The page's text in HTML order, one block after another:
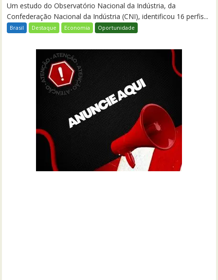
Um estudo do Observatório Nacional da Indústria, da
Confederação Nacional da Indústria (CNI), identificou 16 perfis...
Brasil Destaque Economia Oportunidade